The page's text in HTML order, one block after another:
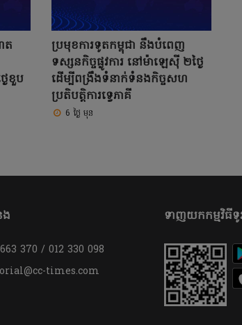
ត
ៃខួប
ប្រមុខការទូតកម្ពុជា នឹងបំពេញ
ទស្សនកិច្ចផ្លូវការ នៅម៉ាឡេស៊ី ២ថ្ងៃ
ដើម្បីពង្រឹងទំនាក់ទំនងកិច្ចសហ
ប្រតិបត្តិការទ្វេភាគី
6 ថ្ងៃ មុន
ង
370 / 012 330 098
times.com
ទាញយកកម្មវិធីទូ